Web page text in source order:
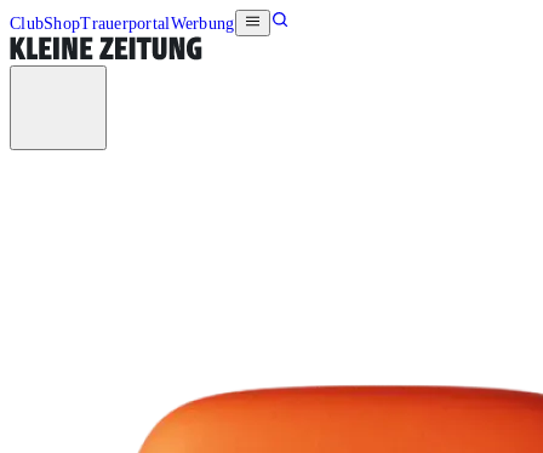
ClubShopTrauerportalWerbung